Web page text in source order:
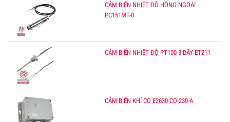
CẢM BIẾN NHIỆT ĐỘ HỒNG NGOẠI
PC151MT-0
CẢM BIẾN NHIỆT ĐỘ PT100 3 DÂY ET211
CẢM BIẾN KHÍ CO E2630-CO-230-A